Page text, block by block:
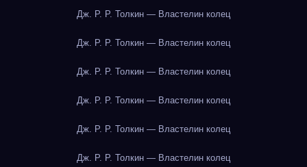
Дж. Р. Р. Толкин — Властелин колец
Дж. Р. Р. Толкин — Властелин колец
Дж. Р. Р. Толкин — Властелин колец
Дж. Р. Р. Толкин — Властелин колец
Дж. Р. Р. Толкин — Властелин колец
Дж. Р. Р. Толкин — Властелин колец